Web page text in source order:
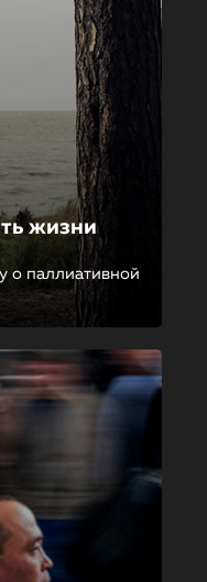
жизни
о паллиативной